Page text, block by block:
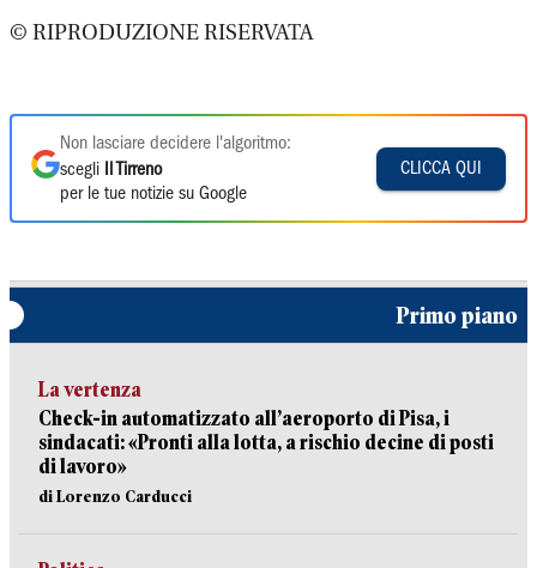
© RIPRODUZIONE RISERVATA
Non lasciare decidere l'algoritmo:
scegli
Il Tirreno
per le tue notizie su Google
CLICCA QUI
Primo piano
La vertenza
Check-in automatizzato all’aeroporto di Pisa, i
sindacati: «Pronti alla lotta, a rischio decine di posti
di lavoro»
di Lorenzo Carducci